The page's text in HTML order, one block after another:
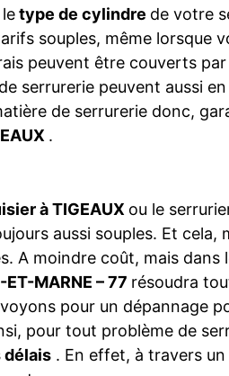
type de cylindre de votre
souples, même lorsque
peuvent être couverts
serrurerie peuvent aussi
de serrurerie donc,
.
à TIGEAUX ou le
aussi souples. Et cela,
A moindre coût, mais dans
MARNE – 77 résoudra
pour un dépannage
pour tout problème de
délais . En effet, à travers